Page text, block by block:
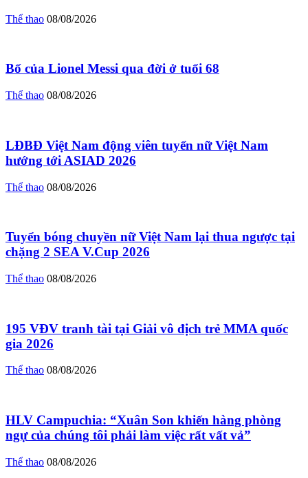
Thể thao 08/08/2026
Bố của Lionel Messi qua đời ở tuổi 68
Thể thao 08/08/2026
LĐBĐ Việt Nam động viên tuyển nữ Việt Nam
hướng tới ASIAD 2026
Thể thao 08/08/2026
Tuyển bóng chuyền nữ Việt Nam lại thua ngược tại
chặng 2 SEA V.Cup 2026
Thể thao 08/08/2026
195 VĐV tranh tài tại Giải vô địch trẻ MMA quốc
gia 2026
Thể thao 08/08/2026
HLV Campuchia: “Xuân Son khiến hàng phòng
ngự của chúng tôi phải làm việc rất vất vả”
Thể thao 08/08/2026